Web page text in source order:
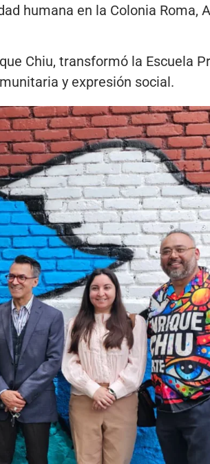
humana en la Colonia Roma,
Chiu, transformó la Escuela
y expresión social.